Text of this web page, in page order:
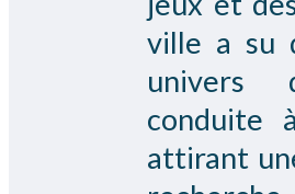
ville a su
conduite
attirant